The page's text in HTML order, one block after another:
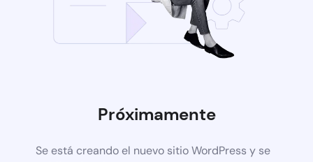
Próximamente
Se está creando el nuevo sitio WordPress y se